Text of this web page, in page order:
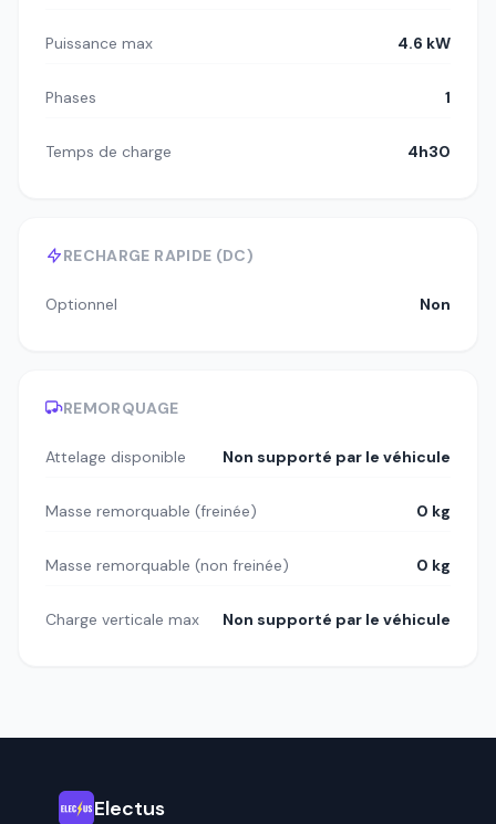
Puissance max 4.6 kW
Phases 1
Temps de charge 4h30
RECHARGE RAPIDE (DC)
Optionnel Non
REMORQUAGE
Attelage disponible Non supporté par le véhicule
Masse remorquable (freinée) 0 kg
Masse remorquable (non freinée) 0 kg
Charge verticale max Non supporté par le véhicule
Electus